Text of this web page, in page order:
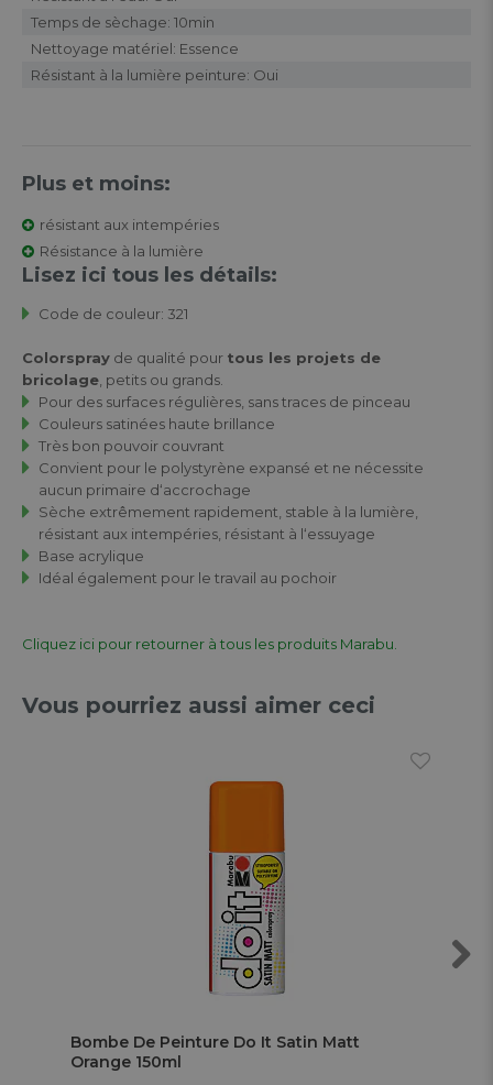
Temps de sèchage: 10min
Nettoyage matériel: Essence
Résistant à la lumière peinture: Oui
Plus et moins:
résistant aux intempéries
Résistance à la lumière
Lisez ici tous les détails:
Code de couleur: 321
Colorspray de qualité pour tous les projets de
bricolage , petits ou grands.
Pour des surfaces régulières, sans traces de pinceau
Couleurs satinées haute brillance
Très bon pouvoir couvrant
Convient pour le polystyrène expansé et ne nécessite
aucun primaire d‘accrochage
Sèche extrêmement rapidement, stable à la lumière,
résistant aux intempéries, résistant à l‘essuyage
Base acrylique
Idéal également pour le travail au pochoir
Cliquez ici pour retourner à tous les produits Marabu.
Vous pourriez aussi aimer ceci
Bombe De Peinture Do It Satin Matt Bleu
Pastel 150ml